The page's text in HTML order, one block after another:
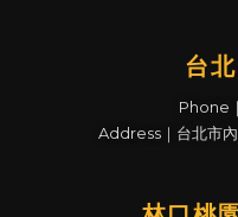
台
Phone
Address｜台北市